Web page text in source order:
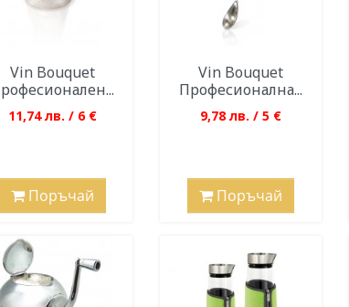
Vin Bouquet
11,74 лв. / 6 €
Поръчай
Vin Bouquet
Професионална...
9,78 лв. / 5 €
Поръчай